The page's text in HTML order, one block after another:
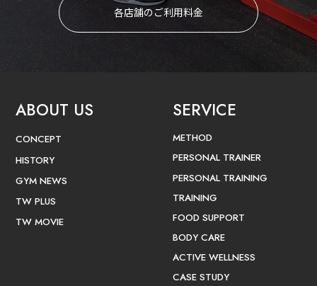
各店舗のご利用料金
ABOUT US
CONCEPT
HISTORY
GYM NEWS
TW PLUS
TW MOVIE
SERVICE
METHOD
PERSONAL TRAINER
PERSONAL TRAINING
TRAINING
FOOD SUPPORT
BODY CARE
ACTIVE WELLNESS
CASE STUDY